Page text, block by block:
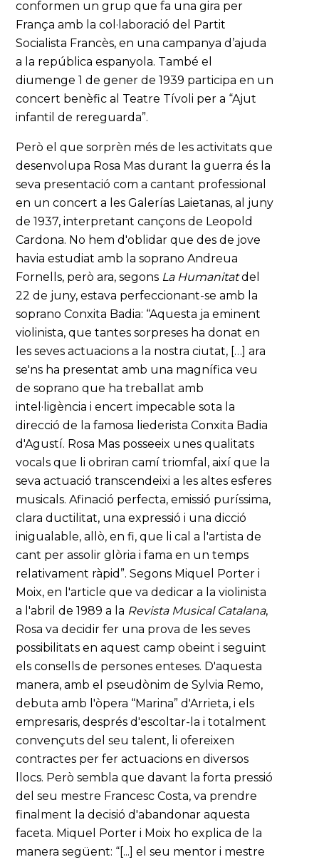
conformen un grup que fa una gira per
França amb la col·laboració del Partit
Socialista Francès, en una campanya d’ajuda
a la república espanyola. També el
diumenge 1 de gener de 1939 participa en un
concert benèfic al Teatre Tívoli per a “Ajut
infantil de rereguarda”.
Però el que sorprèn més de les activitats que
desenvolupa Rosa Mas durant la guerra és la
seva presentació com a cantant professional
en un concert a les Galerías Laietanas, al juny
de 1937, interpretant cançons de Leopold
Cardona. No hem d'oblidar que des de jove
havia estudiat amb la soprano Andreua
Fornells, però ara, segons La Humanitatdel
22 de juny, estava perfeccionant-se amb la
soprano Conxita Badia: “Aquesta ja eminent
violinista, que tantes sorpreses ha donat en
les seves actuacions a la nostra ciutat, […] ara
se'ns ha presentat amb una magnífica veu
de soprano que ha treballat amb
intel·ligència i encert impecable sota la
direcció de la famosa liederista Conxita Badia
d'Agustí. Rosa Mas posseeix unes qualitats
vocals que li obriran camí triomfal, així que la
seva actuació transcendeixi a les altes esferes
musicals. Afinació perfecta, emissió puríssima,
clara ductilitat, una expressió i una dicció
inigualable, allò, en fi, que li cal a l'artista de
cant per assolir glòria i fama en un temps
relativament ràpid”. Segons Miquel Porter i
Moix, en l'article que va dedicar a la violinista
a l'abril de 1989 a la Revista Musical Catalana,
Rosa va decidir fer una prova de les seves
possibilitats en aquest camp obeint i seguint
els consells de persones enteses. D'aquesta
manera, amb el pseudònim de Sylvia Remo,
debuta amb l'òpera “Marina” d'Arrieta, i els
empresaris, després d'escoltar-la i totalment
convençuts del seu talent, li ofereixen
contractes per fer actuacions en diversos
llocs. Però sembla que davant la forta pressió
del seu mestre Francesc Costa, va prendre
finalment la decisió d'abandonar aquesta
faceta. Miquel Porter i Moix ho explica de la
manera següent: “[...] el seu mentor i mestre